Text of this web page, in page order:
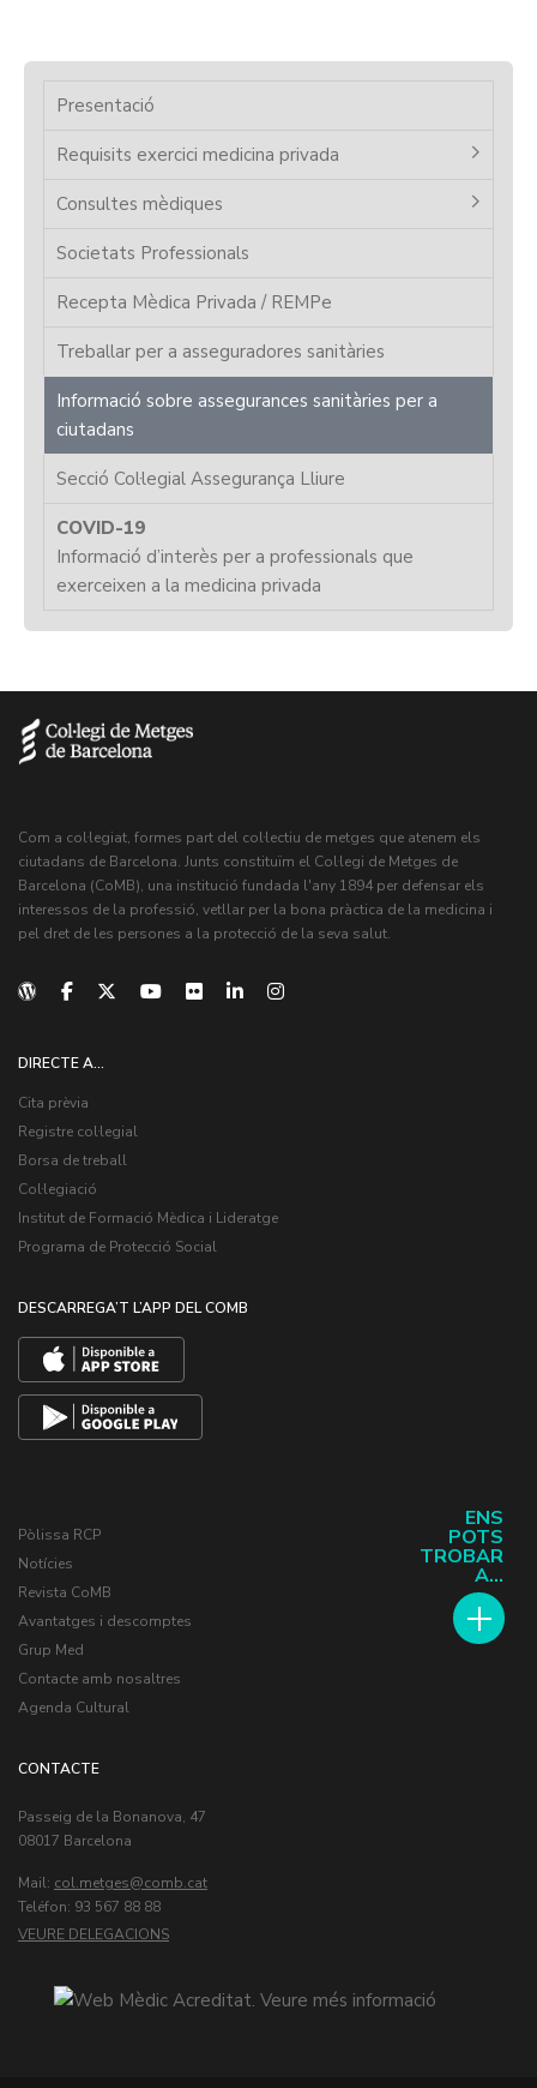
ENS
POTS
TROBAR
A...
Presentació
Requisits exercici medicina privada
Consultes mèdiques
Societats Professionals
Recepta Mèdica Privada / REMPe
Treballar per a asseguradores sanitàries
Informació sobre assegurances sanitàries per a
ciutadans
Secció Col·legial Assegurança Lliure
COVID-19
Informació d’interès per a professionals que
exerceixen a la medicina privada
Com a col·legiat, formes part del col·lectiu de metges que atenem els
ciutadans de Barcelona. Junts constituïm el Col·legi de Metges de
Barcelona (CoMB), una institució fundada l'any 1894 per defensar els
interessos de la professió, vetllar per la bona pràctica de la medicina i
pel dret de les persones a la protecció de la seva salut.
DIRECTE A...
Cita prèvia
Registre col·legial
Borsa de treball
Col·legiació
Institut de Formació Mèdica i Lideratge
Programa de Protecció Social
DESCARREGA’T L’APP DEL COMB
Pòlissa RCP
Notícies
Revista CoMB
Avantatges i descomptes
Grup Med
Contacte amb nosaltres
Agenda Cultural
CONTACTE
Passeig de la Bonanova, 47
08017 Barcelona
Mail: col.metges
Teléfon: 93 567 88 88
VEURE DELEGACIONS